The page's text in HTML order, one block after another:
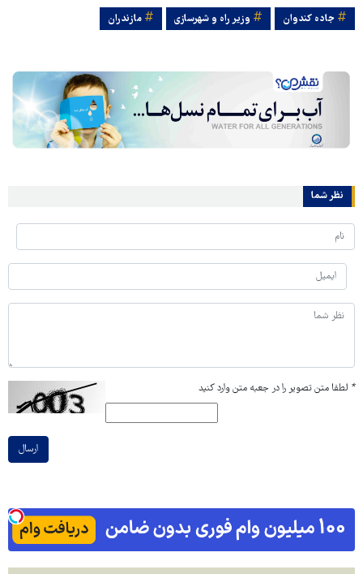
جاده کندوان وزیر راه و شهرسازی مازندران
نظر شما
* لطفا متن تصویر را در جعبه متن وارد کنید
ارسال